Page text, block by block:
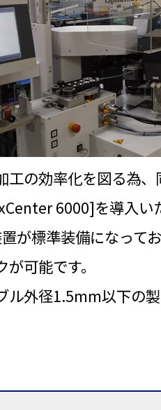
工の効率化を図る為
6000]を導入い
が標準装備になって
可能です。
ル外径1.5mm以下の